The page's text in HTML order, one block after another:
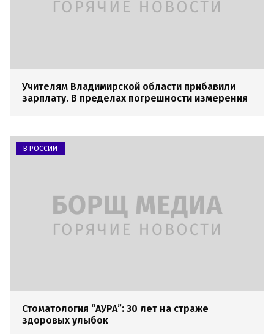
Учителям Владимирской области прибавили
зарплату. В пределах погрешности измерения
В РОССИИ
Стоматология “АУРА”: 30 лет на страже
здоровых улыбок